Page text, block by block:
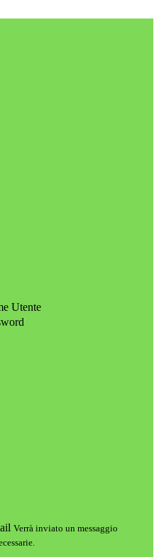
Utente
Verrà inviato un messaggio